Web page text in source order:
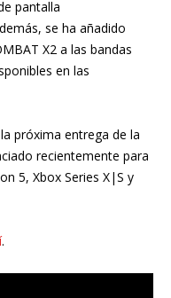
pantalla
se ha añadido
X2 a las bandas
en las
próxima entrega de la
recientemente para
5, Xbox Series X|S y
.